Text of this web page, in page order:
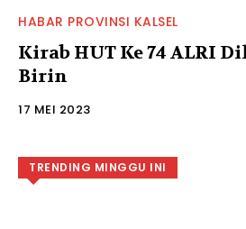
HABAR PROVINSI KALSEL
Kirab HUT Ke 74 ALRI
Birin
17 MEI 2023
TRENDING MINGGU INI